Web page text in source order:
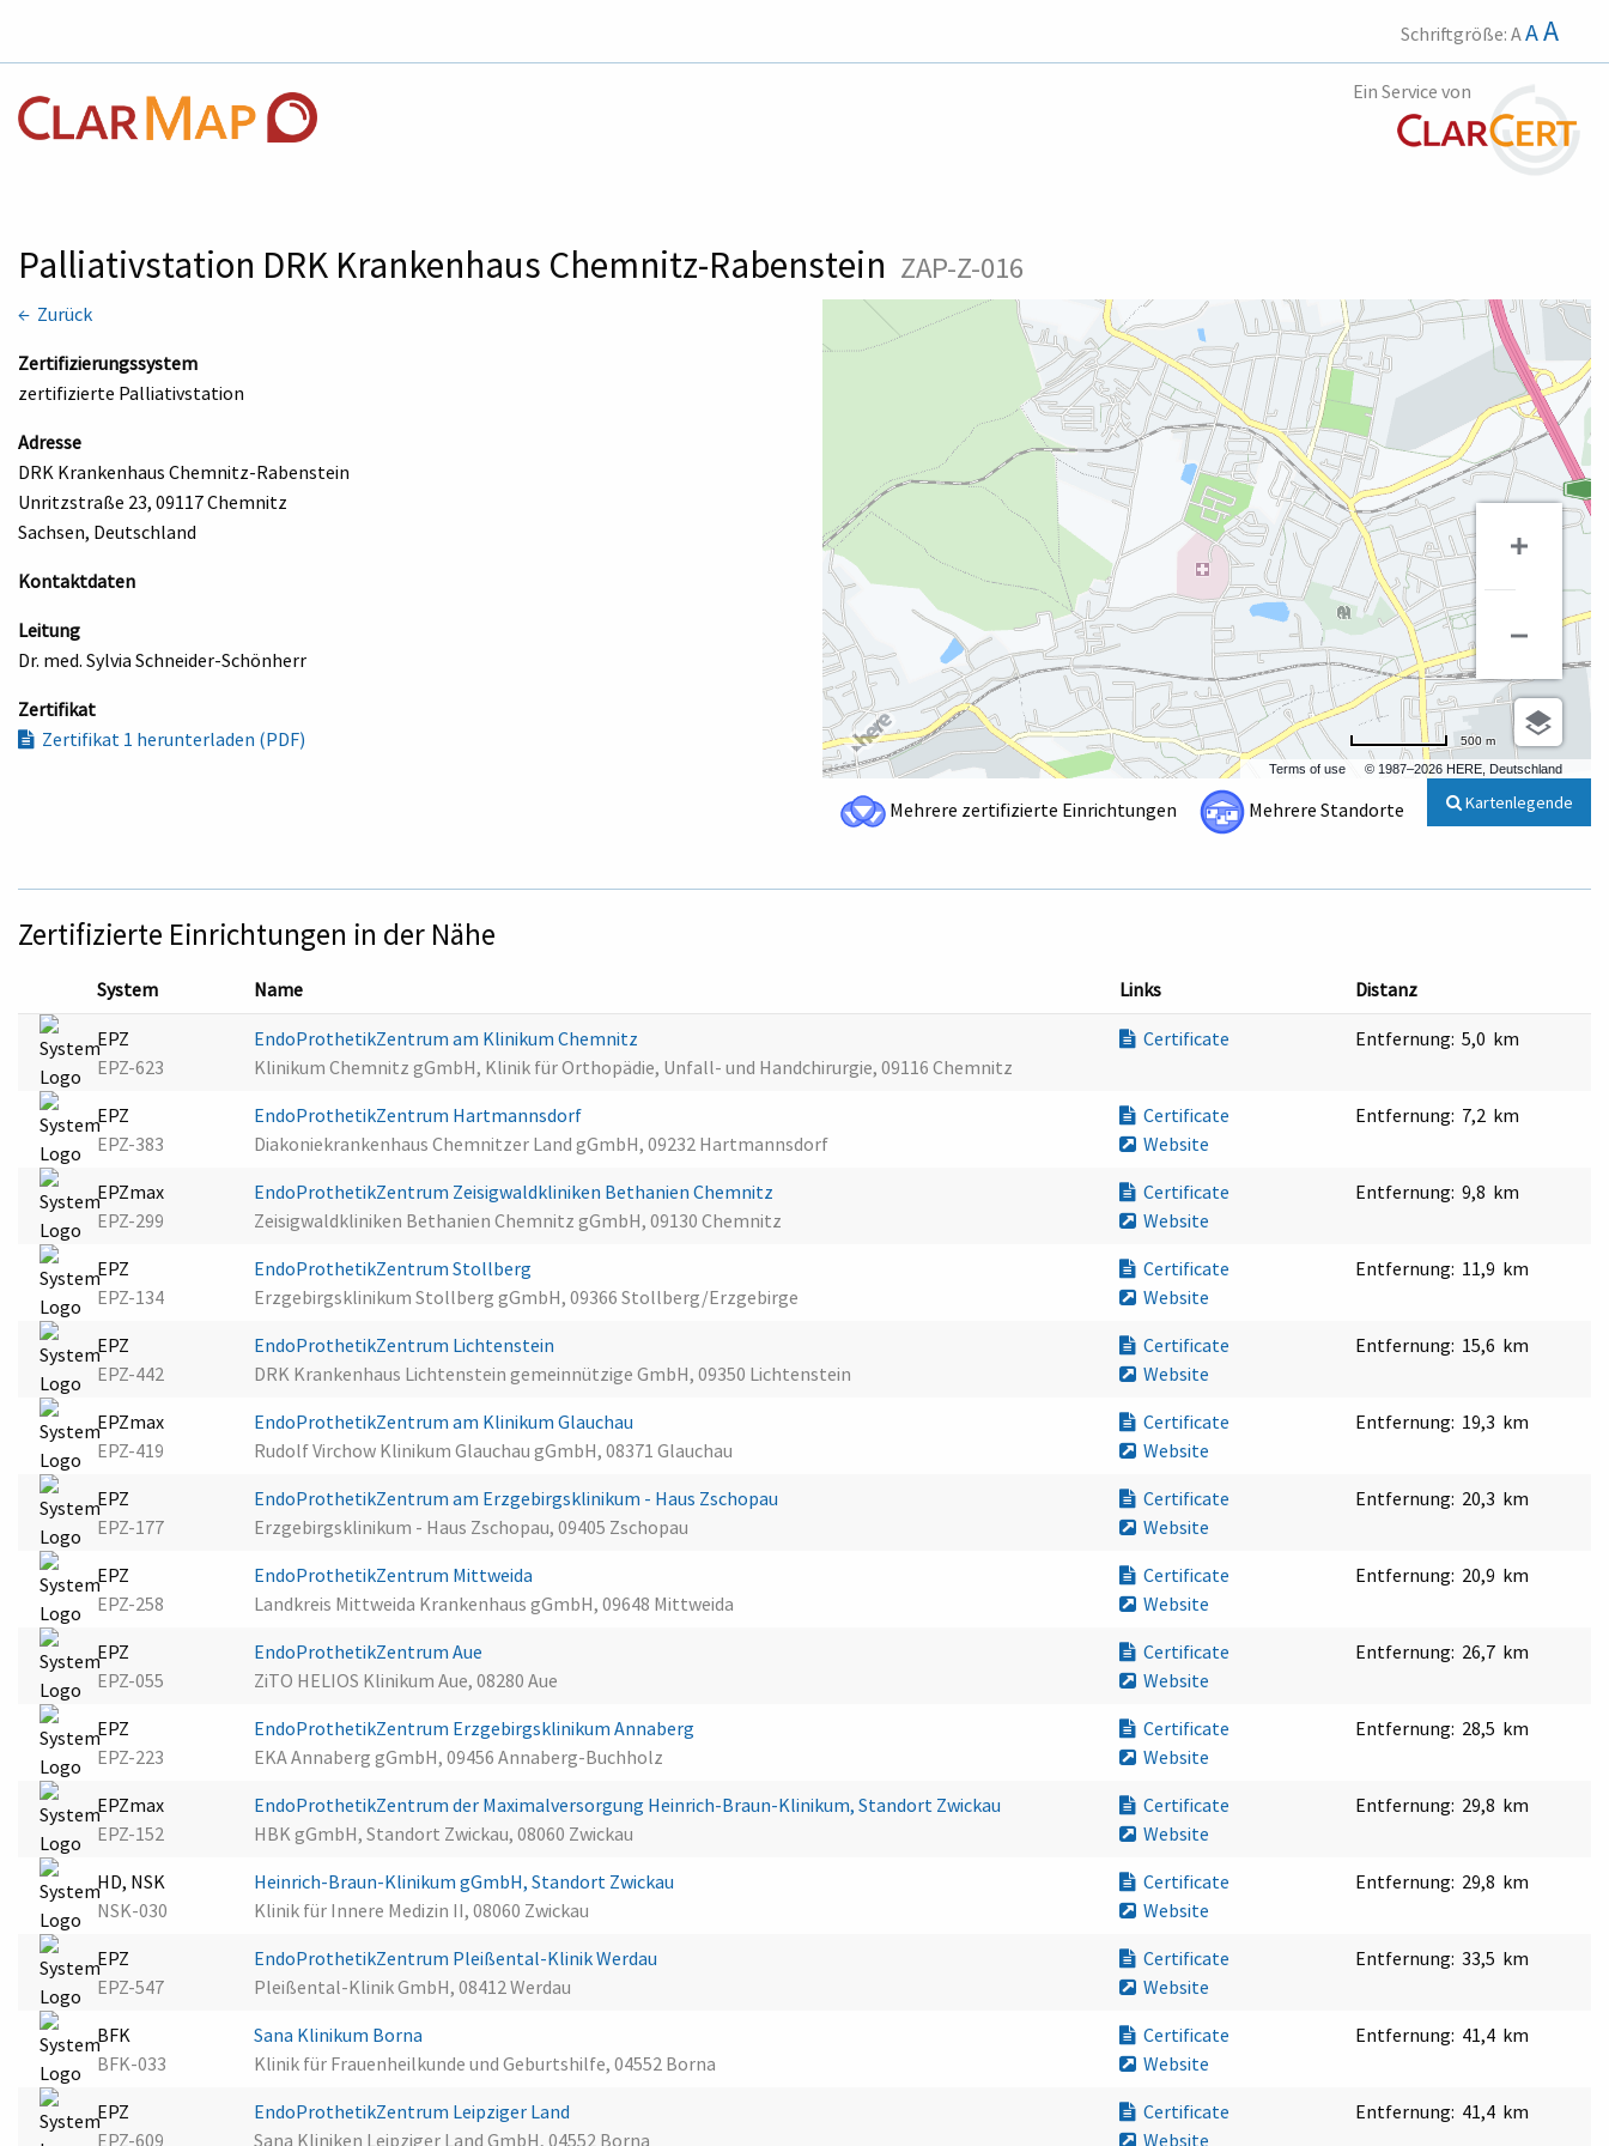
Schriftgröße: AAA
Ein Service von
Palliativstation DRK Krankenhaus Chemnitz-Rabenstein ZAP-Z-016
← Zurück
Zertifizierungssystem
zertifizierte Palliativstation
Adresse
DRK Krankenhaus Chemnitz-Rabenstein
Unritzstraße 23, 09117 Chemnitz
Sachsen, Deutschland
Kontaktdaten
Leitung
Dr. med. Sylvia Schneider-Schönherr
Zertifikat
Zertifikat 1 herunterladen (PDF)
Terms of use © 1987–2026 HERE, Deutschland
500 m
Mehrere zertifizierte Einrichtungen Mehrere Standorte Kartenlegende
Zertifizierte Einrichtungen in der Nähe
System Name Links Distanz
EPZ
EPZ-623
EndoProthetikZentrum am Klinikum Chemnitz
Klinikum Chemnitz gGmbH, Klinik für Orthopädie, Unfall- und Handchirurgie, 09116 Chemnitz
Certificate Entfernung: 5,0 km
EPZ
EPZ-383
EndoProthetikZentrum Hartmannsdorf
Diakoniekrankenhaus Chemnitzer Land gGmbH, 09232 Hartmannsdorf
Certificate
Website
Entfernung: 7,2 km
EPZmax
EPZ-299
EndoProthetikZentrum Zeisigwaldkliniken Bethanien Chemnitz
Zeisigwaldkliniken Bethanien Chemnitz gGmbH, 09130 Chemnitz
Certificate
Website
Entfernung: 9,8 km
EPZ
EPZ-134
EndoProthetikZentrum Stollberg
Erzgebirgsklinikum Stollberg gGmbH, 09366 Stollberg/Erzgebirge
Certificate
Website
Entfernung: 11,9 km
EPZ
EPZ-442
EndoProthetikZentrum Lichtenstein
DRK Krankenhaus Lichtenstein gemeinnützige GmbH, 09350 Lichtenstein
Certificate
Website
Entfernung: 15,6 km
EPZmax
EPZ-419
EndoProthetikZentrum am Klinikum Glauchau
Rudolf Virchow Klinikum Glauchau gGmbH, 08371 Glauchau
Certificate
Website
Entfernung: 19,3 km
EPZ
EPZ-177
EndoProthetikZentrum am Erzgebirgsklinikum - Haus Zschopau
Erzgebirgsklinikum - Haus Zschopau, 09405 Zschopau
Certificate
Website
Entfernung: 20,3 km
EPZ
EPZ-258
EndoProthetikZentrum Mittweida
Landkreis Mittweida Krankenhaus gGmbH, 09648 Mittweida
Certificate
Website
Entfernung: 20,9 km
EPZ
EPZ-055
EndoProthetikZentrum Aue
ZiTO HELIOS Klinikum Aue, 08280 Aue
Certificate
Website
Entfernung: 26,7 km
EPZ
EPZ-223
EndoProthetikZentrum Erzgebirgsklinikum Annaberg
EKA Annaberg gGmbH, 09456 Annaberg-Buchholz
Certificate
Website
Entfernung: 28,5 km
EPZmax
EPZ-152
EndoProthetikZentrum der Maximalversorgung Heinrich-Braun-Klinikum, Standort Zwickau
HBK gGmbH, Standort Zwickau, 08060 Zwickau
Certificate
Website
Entfernung: 29,8 km
HD, NSK
NSK-030
Heinrich-Braun-Klinikum gGmbH, Standort Zwickau
Klinik für Innere Medizin II, 08060 Zwickau
Certificate
Website
Entfernung: 29,8 km
EPZ
EPZ-547
EndoProthetikZentrum Pleißental-Klinik Werdau
Pleißental-Klinik GmbH, 08412 Werdau
Certificate
Website
Entfernung: 33,5 km
BFK
BFK-033
Sana Klinikum Borna
Klinik für Frauenheilkunde und Geburtshilfe, 04552 Borna
Certificate
Website
Entfernung: 41,4 km
EPZ
EPZ-609
EndoProthetikZentrum Leipziger Land
Sana Kliniken Leipziger Land GmbH, 04552 Borna
Certificate
Website
Entfernung: 41,4 km